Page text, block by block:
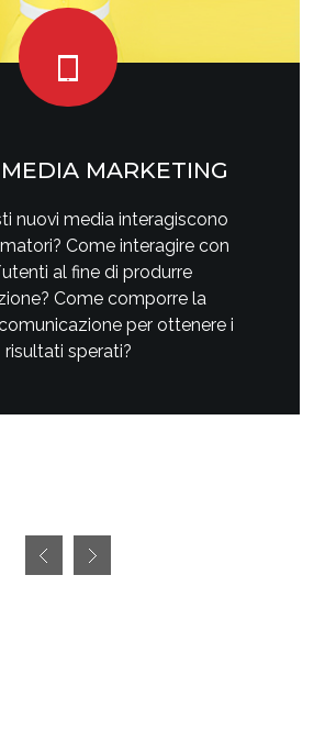
MARKETING
nuovi media interagiscono
Come interagire con
al fine di produrre
Come comporre la
per ottenere i
risultati sperati?